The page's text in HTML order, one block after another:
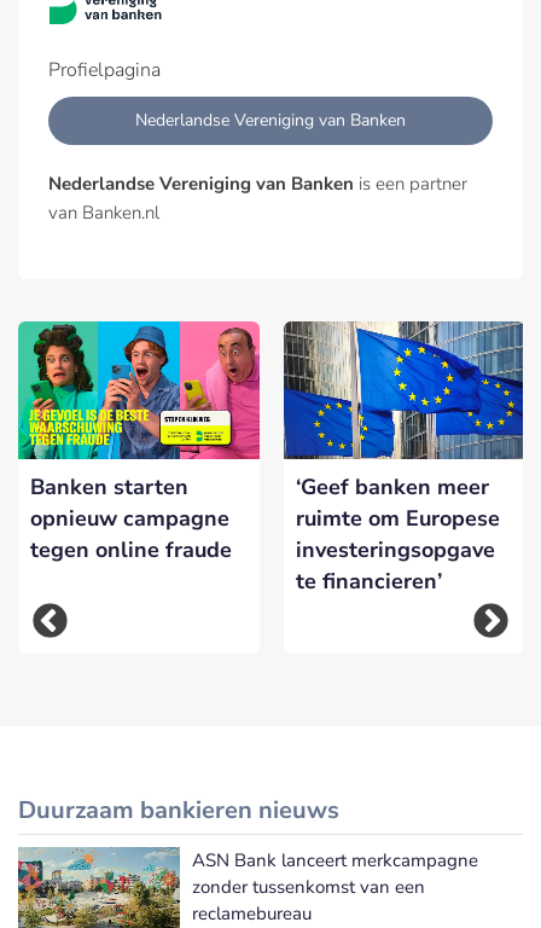
Profielpagina
Nederlandse Vereniging van Banken
Nederlandse Vereniging van Banken is een partner
van Banken.nl
Banken starten
opnieuw campagne
tegen online fraude
‘Geef banken meer
ruimte om Europese
investeringsopgave
te financieren’
Duurzaam bankieren nieuws
Meer Duurzaam bankieren nieuws
ASN Bank lanceert merkcampagne
zonder tussenkomst van een
reclamebureau